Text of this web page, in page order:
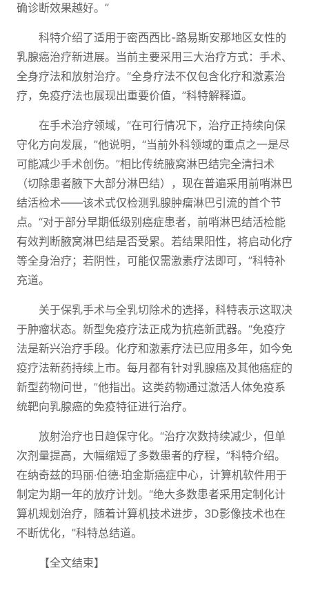
确诊断效果越好。”
科特介绍了适用于密西西比-路易斯安那地区女性的
乳腺癌治疗新进展。当前主要采用三大治疗方式：手术、
全身疗法和放射治疗。“全身疗法不仅包含化疗和激素治
疗，免疫疗法也展现出重要价值，”科特解释道。
在手术治疗领域，“在可行情况下，治疗正持续向保
守化方向发展，”他说明，“当前外科领域的重点之一是尽
可能减少手术创伤。”相比传统腋窝淋巴结完全清扫术
（切除患者腋下大部分淋巴结），现在普遍采用前哨淋巴
结活检术——该术式仅检测乳腺肿瘤淋巴引流的首个节
点。“对于部分早期低级别癌症患者，前哨淋巴结活检能
有效判断腋窝淋巴结是否受累。若结果阳性，将启动化疗
等全身治疗；若阴性，可能仅需激素疗法即可，”科特补
充道。
关于保乳手术与全乳切除术的选择，科特表示这取决
于肿瘤状态。新型免疫疗法正成为抗癌新武器。“免疫疗
法是新兴治疗手段。化疗和激素疗法已应用多年，如今免
疫疗法新药持续上市。每月都有针对乳腺癌及其他癌症的
新型药物问世，”他指出。这类药物通过激活人体免疫系
统靶向乳腺癌的免疫特征进行治疗。
放射治疗也日趋保守化。“治疗次数持续减少，但单
次剂量提高，大幅缩短了多数患者的疗程，”科特介绍。
在纳奇兹的玛丽·伯德·珀金斯癌症中心，计算机软件用于
制定为期一年的放疗计划。“绝大多数患者采用定制化计
算机规划治疗，随着计算机技术进步，3D影像技术也在
不断优化，”科特总结道。
【全文结束】